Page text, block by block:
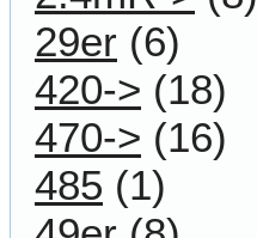
29er (6)
420-> (18)
470-> (16)
485 (1)